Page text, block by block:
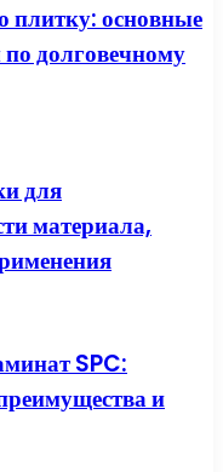
плитку: основные
долговечному
для
материала,
SPC:
и